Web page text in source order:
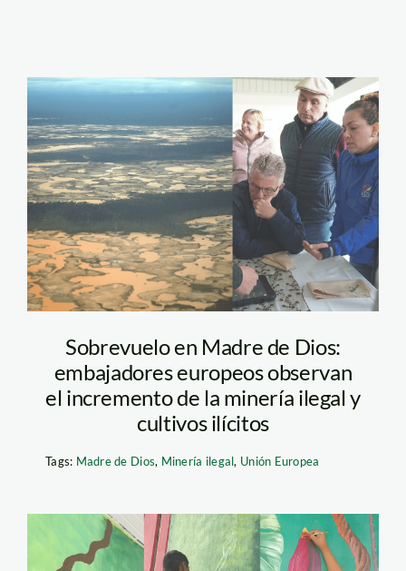
mineria-ilegal-madre-
de-dios-foto-
composicion-2
Sobrevuelo en Madre de Dios:
embajadores europeos observan
el incremento de la minería ilegal y
cultivos ilícitos
Tags: Madre de Dios, Minería ilegal, Unión Europea